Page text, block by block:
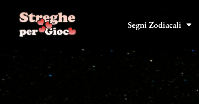
contenuto
Segni Zodiacali